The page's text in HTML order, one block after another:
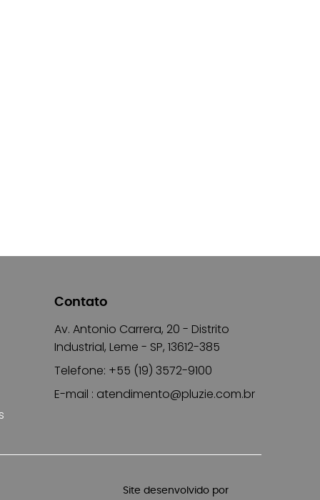
Site desenvolvido por
Contato
Av. Antonio Carrera, 20 - Distrito
Industrial, Leme - SP, 13612-385
Telefone: +55 (19) 3572-9100
E-mail : atendimento@pluzie.com.br